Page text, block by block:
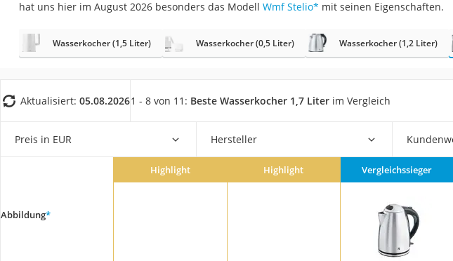
Milchaufschäumer
Heißwasserspender
Tierhaarstaubsauger
Ecovacs-Saugroboter
Nespresso-Maschine
hat uns hier im August 2026 besonders das Modell Wmf Stelio* mit seinen Eigenschaften.
Wasserkocher (1,5 Liter) Wasserkocher (0,5 Liter) Wasserkocher (1,2 Liter)
Aktualisiert: 05.08.20261 - 8 von 11: Beste Wasserkocher 1,7 Liter im Vergleich
Preis in EUR Hersteller
Abbildung*
Highlight Highlight Vergleichssieger